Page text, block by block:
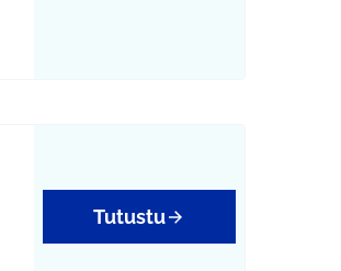
Tutustu